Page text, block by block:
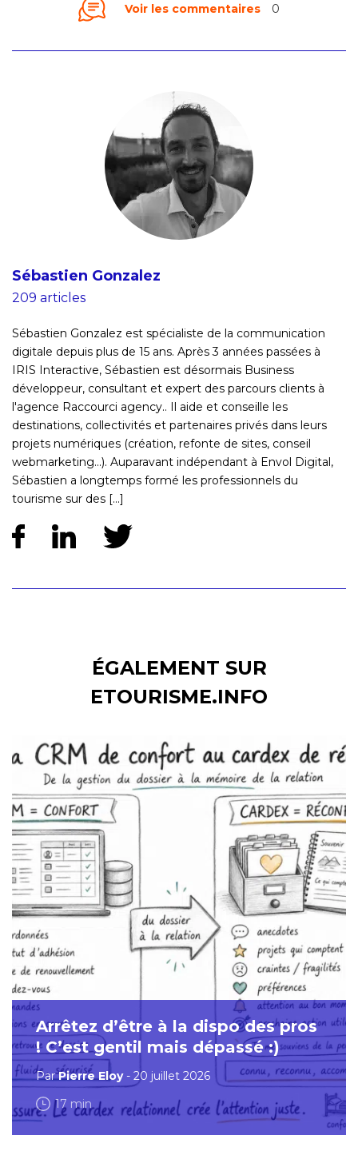
Voir les commentaires 0
Sébastien Gonzalez
209 articles
Sébastien Gonzalez est spécialiste de la communication
digitale depuis plus de 15 ans. Après 3 années passées à
IRIS Interactive, Sébastien est désormais Business
développeur, consultant et expert des parcours clients à
l'agence Raccourci agency.. Il aide et conseille les
destinations, collectivités et partenaires privés dans leurs
projets numériques (création, refonte de sites, conseil
webmarketing...). Auparavant indépendant à Envol Digital,
Sébastien a longtemps formé les professionnels du
tourisme sur des [...]
ÉGALEMENT SUR
ETOURISME.INFO
Arrêtez d’être à la dispo des pros
! C’est gentil mais dépassé :)
ParPierre Eloy- 20 juillet 2026
17 min